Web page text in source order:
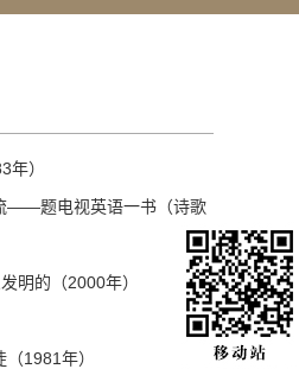
年）
——题电视英语一书（诗歌
明的（2000年）
1981年）